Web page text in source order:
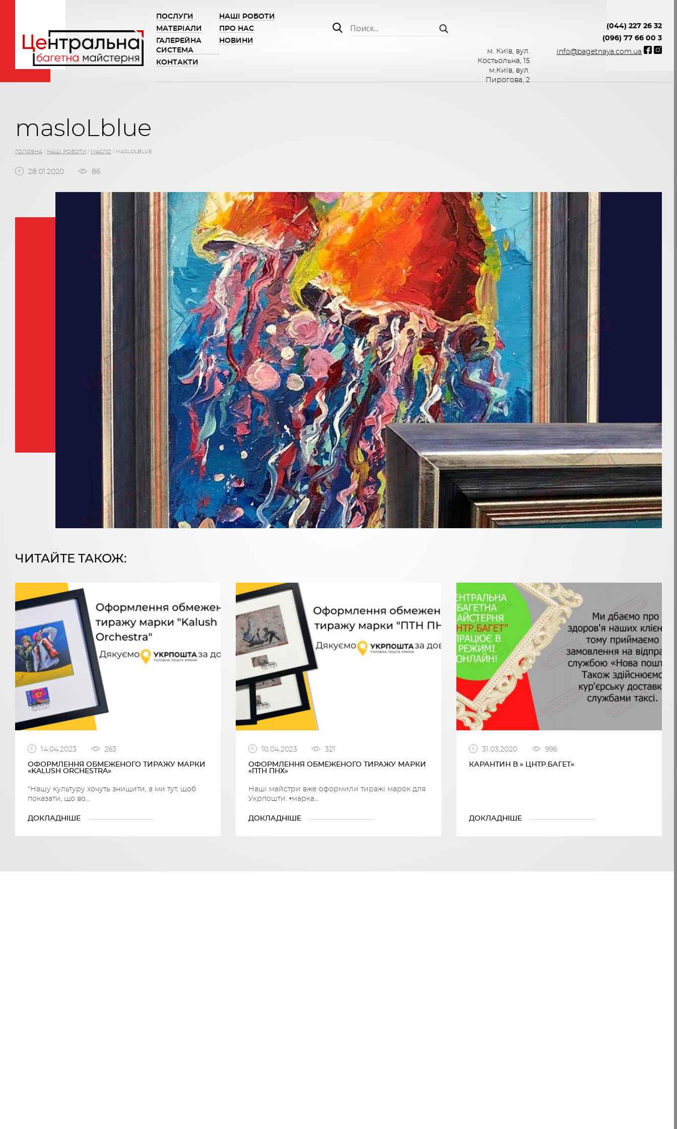
ПОСЛУГИ
НАШІ РОБОТИ
МАТЕРІАЛИ
ПРО НАС
ГАЛЕРЕЙНА
СИСТЕМА
НОВИНИ
КОНТАКТИ
м. Київ, вул.
Костьольна, 15
м.Київ, вул.
Пирогова, 2
(044) 227 26 32
(096) 77 66 00 3
info@bagetnaya.com.ua
masloLblue
ГОЛОВНА / НАШІ РОБОТИ / МАСЛО / MASLOLBLUE
28.01.2020 86
ЧИТАЙТЕ ТАКОЖ:
14.04.2023 263
ОФОРМЛЕННЯ ОБМЕЖЕНОГО ТИРАЖУ МАРКИ
«KALUSH ORCHESTRA»
"Нашу культуру хочуть знищити, а ми тут, щоб
показати, що во...
ДОКЛАДНІШЕ
10.04.2023 321
ОФОРМЛЕННЯ ОБМЕЖЕНОГО ТИРАЖУ МАРКИ
«ПТН ПНХ»
Наші майстри вже оформили тиражі марок для
Укрпошти: •марка...
ДОКЛАДНІШЕ
31.03.2020 996
КАРАНТИН В » ЦНТР.БАГЕТ»
ДОКЛАДНІШЕ